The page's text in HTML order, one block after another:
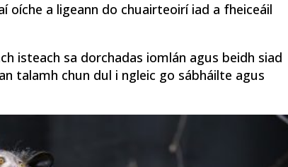
oíche a ligeann do chuairteoirí iad a fheiceáil
isteach sa dorchadas iomlán agus beidh siad
talamh chun dul i ngleic go sábháilte agus